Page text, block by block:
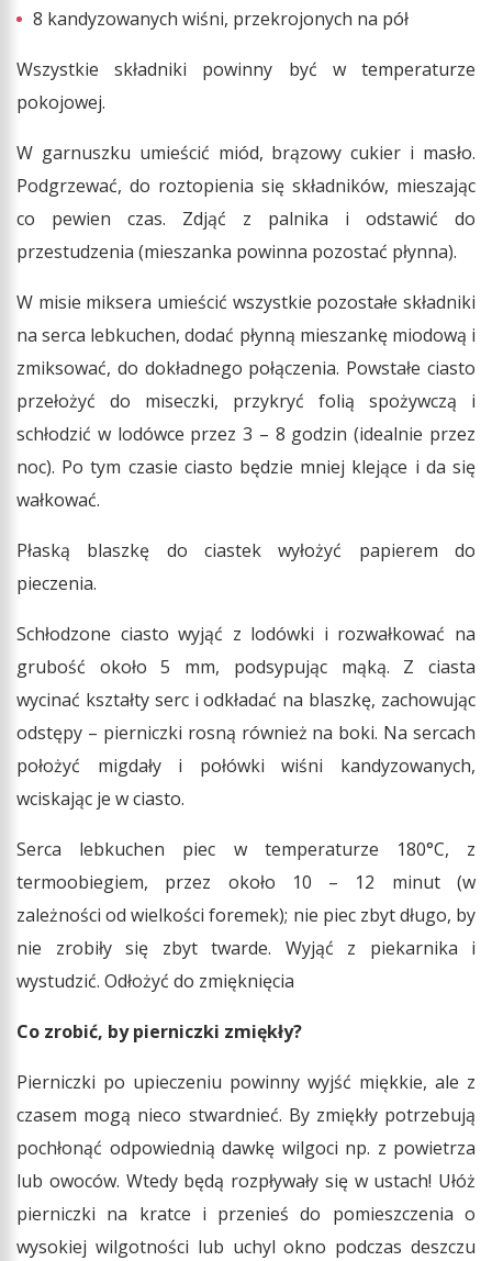
8 kandyzowanych wiśni, przekrojonych na pół
Wszystkie składniki powinny być w temperaturze
pokojowej.
W garnuszku umieścić miód, brązowy cukier i masło.
Podgrzewać, do roztopienia się składników, mieszając
co pewien czas. Zdjąć z palnika i odstawić do
przestudzenia (mieszanka powinna pozostać płynna).
W misie miksera umieścić wszystkie pozostałe składniki
na serca lebkuchen, dodać płynną mieszankę miodową i
zmiksować, do dokładnego połączenia. Powstałe ciasto
przełożyć do miseczki, przykryć folią spożywczą i
schłodzić w lodówce przez 3 – 8 godzin (idealnie przez
noc). Po tym czasie ciasto będzie mniej klejące i da się
wałkować.
Płaską blaszkę do ciastek wyłożyć papierem do
pieczenia.
Schłodzone ciasto wyjąć z lodówki i rozwałkować na
grubość około 5 mm, podsypując mąką. Z ciasta
wycinać kształty serc i odkładać na blaszkę, zachowując
odstępy – pierniczki rosną również na boki. Na sercach
położyć migdały i połówki wiśni kandyzowanych,
wciskając je w ciasto.
Serca lebkuchen piec w temperaturze 180°C, z
termoobiegiem, przez około 10 – 12 minut (w
zależności od wielkości foremek); nie piec zbyt długo, by
nie zrobiły się zbyt twarde. Wyjąć z piekarnika i
wystudzić. Odłożyć do zmięknięcia
Co zrobić, by pierniczki zmiękły?
Pierniczki po upieczeniu powinny wyjść miękkie, ale z
czasem mogą nieco stwardnieć. By zmiękły potrzebują
pochłonąć odpowiednią dawkę wilgoci np. z powietrza
lub owoców. Wtedy będą rozpływały się w ustach! Ułóż
pierniczki na kratce i przenieś do pomieszczenia o
wysokiej wilgotności lub uchyl okno podczas deszczu